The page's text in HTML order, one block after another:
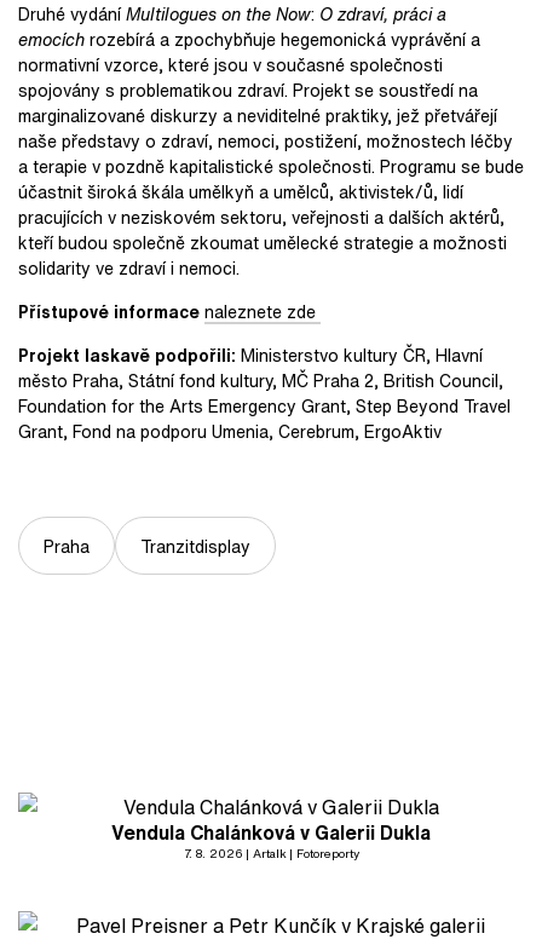
Druhé vydáníMultilogues on the Now: O zdraví, práci a
emocíchrozebírá a zpochybňuje hegemonická vyprávění a
normativní vzorce, které jsou v současné společnosti
spojovány s problematikou zdraví. Projekt se soustředí na
marginalizované diskurzy a neviditelné praktiky, jež přetvářejí
naše představy o zdraví, nemoci, postižení, možnostech léčby
a terapie v pozdně kapitalistické společnosti. Programu se bude
účastnit široká škála umělkyň a umělců, aktivistek/ů, lidí
pracujících v neziskovém sektoru, veřejnosti a dalších aktérů,
kteří budou společně zkoumat umělecké strategie a možnosti
solidarity ve zdraví i nemoci.
Přístupové informacenaleznete zde
Projekt laskavě podpořili: Ministerstvo kultury ČR, Hlavní
město Praha, Státní fond kultury, MČ Praha 2, British Council,
Foundation for the Arts Emergency Grant, Step Beyond Travel
Grant, Fond na podporu Umenia, Cerebrum, ErgoAktiv
Praha Tranzitdisplay
Vendula Chalánková v Galerii Dukla
7. 8. 2026 Artalk Fotoreporty